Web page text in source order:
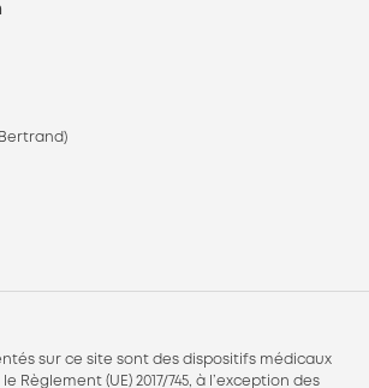
sur ce site sont des dispositifs médicaux
Règlement (UE) 2017/745, à l’exception des